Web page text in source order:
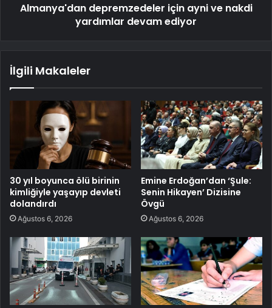
Almanya'dan depremzedeler için ayni ve nakdi
yardımlar devam ediyor
İlgili Makaleler
30 yıl boyunca ölü birinin
kimliğiyle yaşayıp devleti
dolandırdı
Ağustos 6, 2026
Emine Erdoğan’dan ‘Şule:
Senin Hikayen’ Dizisine
Övgü
Ağustos 6, 2026